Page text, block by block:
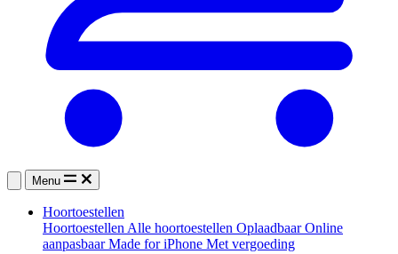
Menu
Hoortoestellen
Hoortoestellen Alle hoortoestellen OplaadbaarOnline
aanpasbaarMade for iPhone Met vergoeding